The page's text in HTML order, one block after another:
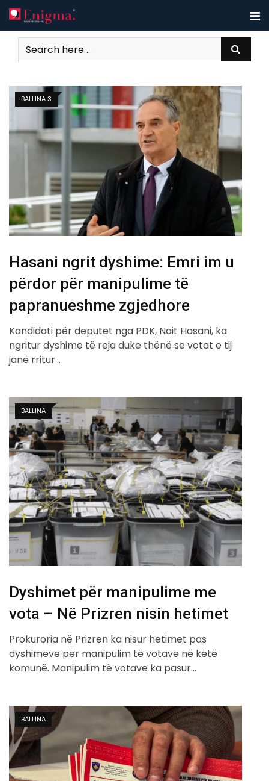
Skip
to
content
BALLINA 3
Hasani ngrit dyshime: Emri im u
përdor për manipulime të
papranueshme zgjedhore
Kandidati për deputet nga PDK, Nait Hasani, ka
ngritur dyshime të reja duke thënë se votat e tij
janë rritur…
BALLINA
Dyshimet për manipulime me
vota – Në Prizren nisin hetimet
Prokuroria në Prizren ka nisur hetimet pas
dyshimeve për manipulim të votave në këtë
komunë. Manipulim të votave ka pasur…
BALLINA